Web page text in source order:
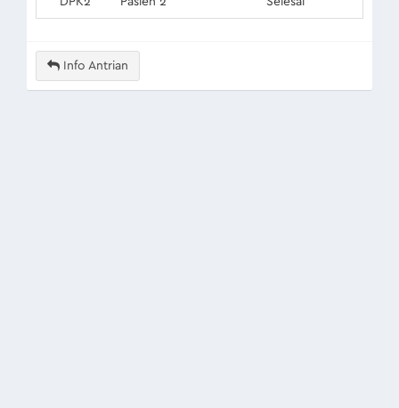
Info Antrian